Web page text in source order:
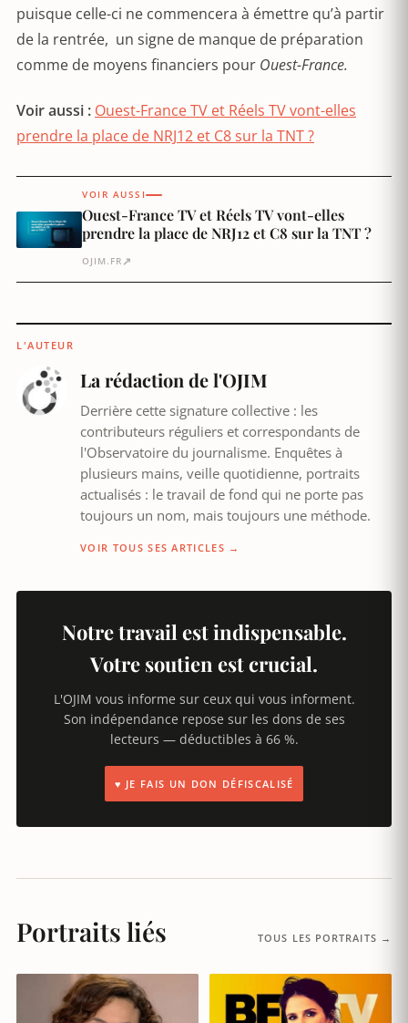
puisque celle-ci ne commencera à émettre qu’à partir
de la rentrée, un signe de manque de préparation
comme de moyens financiers pour Ouest-France.
Voir aussi : Ouest-France TV et Réels TV vont-elles
prendre la place de NRJ12 et C8 sur la TNT ?
VOIR AUSSI
Ouest-France TV et Réels TV vont-elles
prendre la place de NRJ12 et C8 sur la TNT ?
OJIM.FR ↗
L'AUTEUR
La rédaction de l'OJIM
Derrière cette signature collective : les
contributeurs réguliers et correspondants de
l'Observatoire du journalisme. Enquêtes à
plusieurs mains, veille quotidienne, portraits
actualisés : le travail de fond qui ne porte pas
toujours un nom, mais toujours une méthode.
VOIR TOUS SES ARTICLES →
Notre travail est indispensable.
Votre soutien est crucial.
L'OJIM vous informe sur ceux qui vous informent.
Son indépendance repose sur les dons de ses
lecteurs — déductibles à 66 %.
♥ JE FAIS UN DON DÉFISCALISÉ
Portraits liés TOUS LES PORTRAITS →